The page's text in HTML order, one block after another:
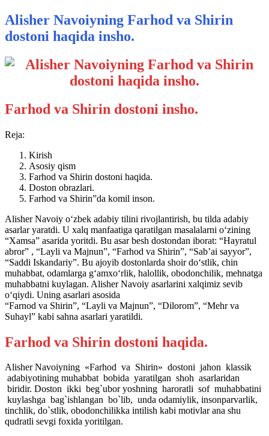
Alisher Navoiyning Farhod va Shirin
dostoni haqida insho.
Farhod va Shirin dostoni insho.
Reja:
Kirish
Asosiy qism
Farhod va Shirin dostoni haqida.
Doston obrazlari.
Farhod va Shirin”da komil inson.
Alisher Navoiy o‘zbek adabiy tilini rivojlantirish, bu tilda adabiy
asarlar yaratdi. U xalq manfaatiga qaratilgan masalalarni o‘zining
“Xamsa” asarida yoritdi. Bu asar besh dostondan iborat: “Hayratul
abror” , “Layli va Majnun”, “Farhod va Shirin”, “Sab’ai sayyor”,
“Saddi Iskandariy”. Bu ajoyib dostonlarda shoir do‘stlik, chin
muhabbat, odamlarga g‘amxo‘rlik, halollik, obodonchilik, mehnatga
muhabbatni kuylagan. Alisher Navoiy asarlarini xalqimiz sevib
o‘qiydi. Uning asarlari asosida
“Farnod va Shirin”, “Layli va Majnun”, “Dilorom”, “Mehr va
Suhayl” kabi sahna asarlari yaratildi.
Farhod va Shirin dostoni haqida.
Alisher Navoiyning «Farhod va Shirin» dostoni jahon klassik
adabiyotining muhabbat bobida yaratilgan shoh asarlaridan
biridir. Doston ikki beg`ubor yoshning haroratli sof muhabbatini
kuylashga bag`ishlangan bo`lib, unda odamiylik, insonparvarlik,
tinchlik, do`stlik, obodonchilikka intilish kabi motivlar ana shu
qudratli sevgi foxida yoritilgan.